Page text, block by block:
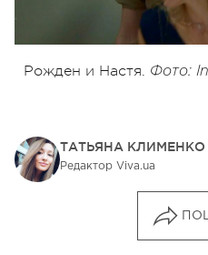
Рожден и Настя. Фото:
ТАТЬЯНА КЛИМЕНКО
Редактор Viva.ua